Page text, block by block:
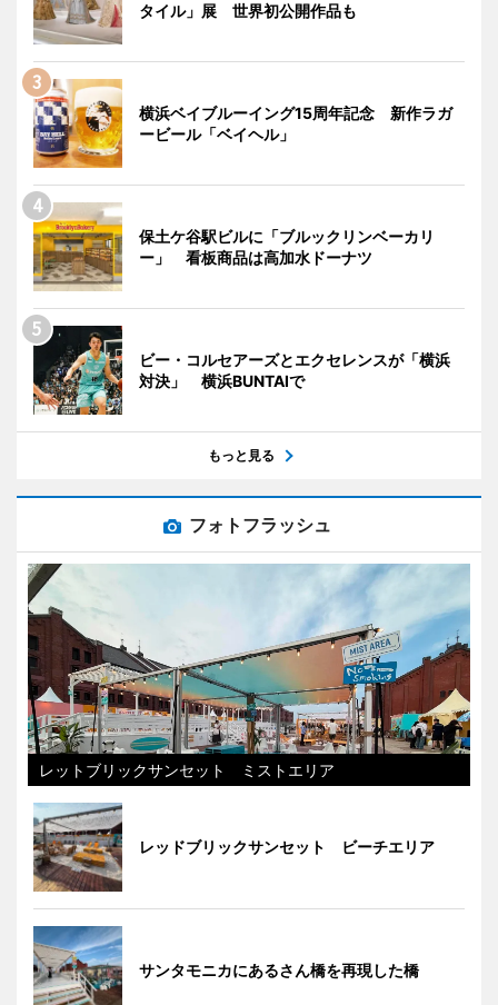
タイル」展 世界初公開作品も
横浜ベイブルーイング15周年記念 新作ラガ
ービール「ベイヘル」
保土ケ谷駅ビルに「ブルックリンベーカリ
ー」 看板商品は高加水ドーナツ
ビー・コルセアーズとエクセレンスが「横浜
対決」 横浜BUNTAIで
もっと見る
フォトフラッシュ
レットブリックサンセット ミストエリア
レッドブリックサンセット ビーチエリア
サンタモニカにあるさん橋を再現した橋